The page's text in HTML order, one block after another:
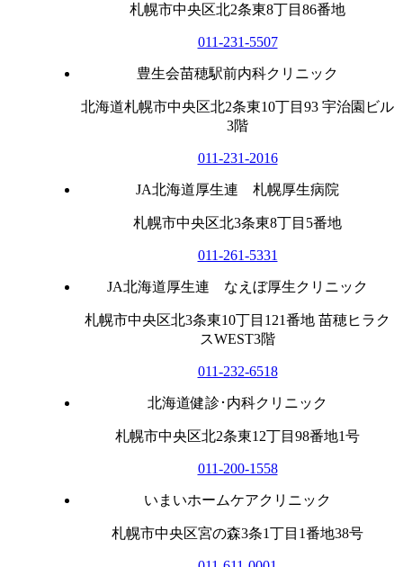
札幌市中央区北2条東8丁目86番地
011-231-5507
豊生会苗穂駅前内科クリニック
北海道札幌市中央区北2条東10丁目93 宇治園ビル
3階
011-231-2016
JA北海道厚生連 札幌厚生病院
札幌市中央区北3条東8丁目5番地
011-261-5331
JA北海道厚生連 なえぼ厚生クリニック
札幌市中央区北3条東10丁目121番地 苗穂ヒラク
スWEST3階
011-232-6518
北海道健診･内科クリニック
札幌市中央区北2条東12丁目98番地1号
011-200-1558
いまいホームケアクリニック
札幌市中央区宮の森3条1丁目1番地38号